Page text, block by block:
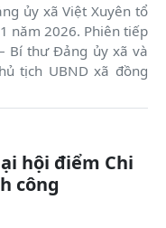
ủy xã Việt Xuyên tổ
năm 2026. Phiên tiếp
Bí thư Đảng ủy xã và
tịch UBND xã đồng
hội điểm Chi
công